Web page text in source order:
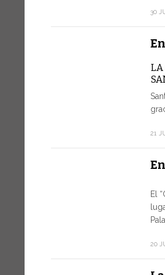
30
LA
21
El
20